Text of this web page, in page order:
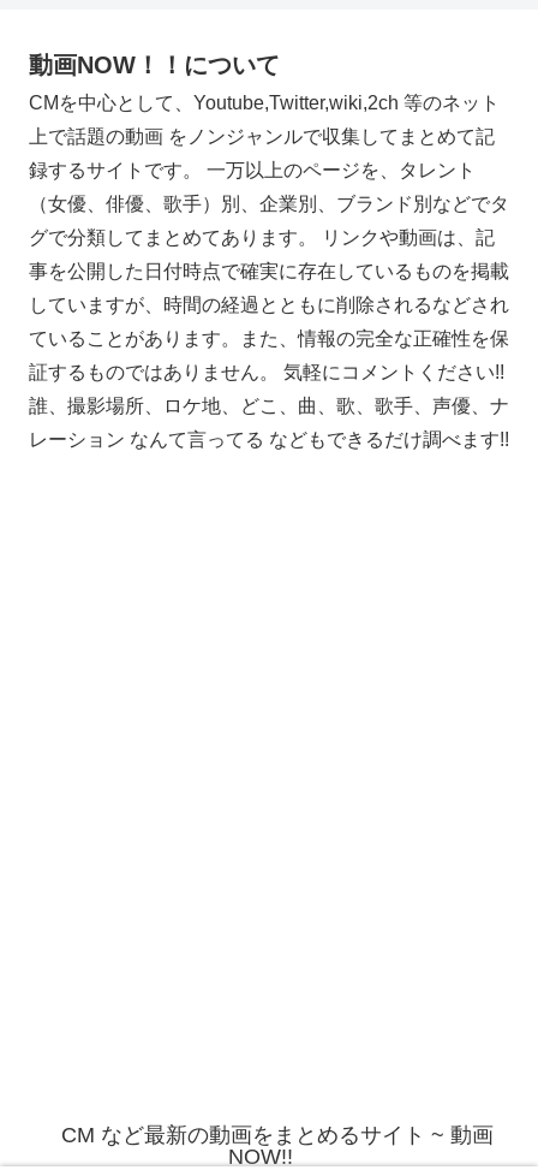
動画NOW！！について
CMを中心として、Youtube,Twitter,wiki,2ch 等のネット
上で話題の動画 をノンジャンルで収集してまとめて記
録するサイトです。 一万以上のページを、タレント
（女優、俳優、歌手）別、企業別、ブランド別などでタ
グで分類してまとめてあります。 リンクや動画は、記
事を公開した日付時点で確実に存在しているものを掲載
していますが、時間の経過とともに削除されるなどされ
ていることがあります。また、情報の完全な正確性を保
証するものではありません。 気軽にコメントください!!
誰、撮影場所、ロケ地、どこ、曲、歌、歌手、声優、ナ
レーション なんて言ってる などもできるだけ調べます!!
CM など最新の動画をまとめるサイト ~ 動画
NOW!!